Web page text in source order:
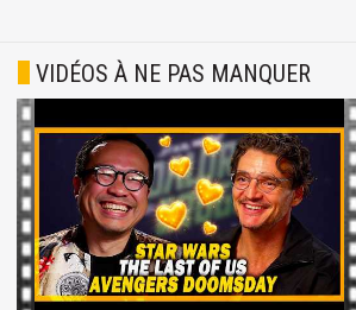
VIDÉOS À NE PAS MANQUER